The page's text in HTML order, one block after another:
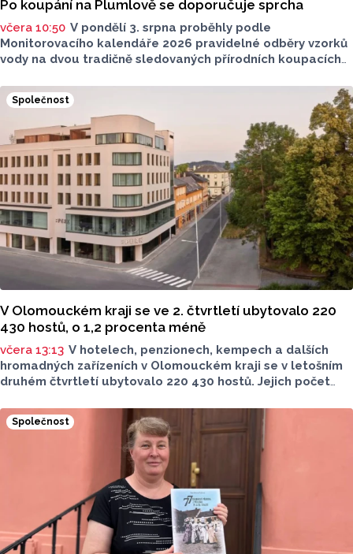
Po koupání na Plumlově se doporučuje sprcha
včera 10:50 V pondělí 3. srpna proběhly podle
Monitorovacího kalendáře 2026 pravidelné odběry vzorků
vody na dvou tradičně sledovaných přírodních koupacích
(VN Plumlov) a v Koupací oblasti Poděbrady (KO
Poděbrady). Monitoring byl proveden Krajskou
hygienickou stanicí Olomouckého kraje (KHS)
ve spolupráci se Zdravotním ústavem se sídlem v Ostravě,
Centrem hygienických laboratoří v Olomouci.
Společnost
V Olomouckém kraji se ve 2. čtvrtletí ubytovalo 220
430 hostů, o 1,2 procenta méně
včera 13:13 V hotelech, penzionech, kempech a dalších
hromadných zařízeních v Olomouckém kraji se v letošním
druhém čtvrtletí ubytovalo 220 430 hostů. Jejich počet
přibylo ubytovaných cizinců, kterých bylo 45 548,
meziročně o 9,1 procenta více. Naopak domácích hostů
v regionu ubylo, kraj v tomto období navštívilo 174 882
turistů, což bylo meziročně o 3,6 procenta méně. Celkový
počet přenocování v kraji klesl o 4,7 procenta. Údaje
dnes zveřejnil Český statistický úřad (ČSÚ).
Společnost